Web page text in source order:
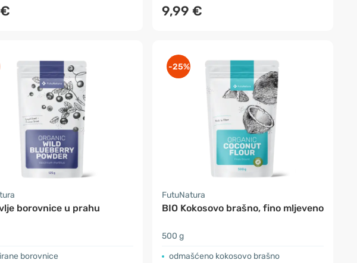
9,99 €
borovnice u prahu
borovnice
-25%
FutuNatura
BIO Kokosovo brašno, fino mljeveno
500 g
odmašćeno kokosovo brašno